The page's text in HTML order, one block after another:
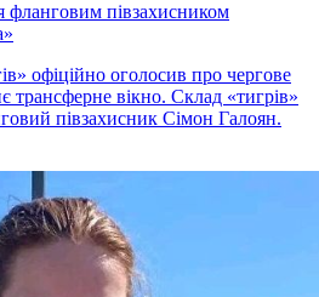
фланговим півзахисником
офіційно оголосив про чергове
трансферне вікно. Склад «тигрів»
півзахисник Сімон Галоян.